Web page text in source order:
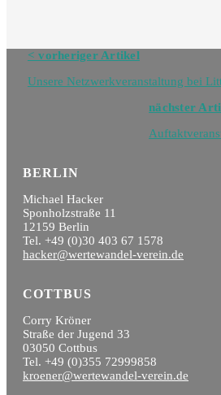
Navigation
Blog
< vorheriger Artikel
Unsere Netzwerkveranstaltung bei
nächster
BERLIN
Michael Hacker
Sponholzstraße 11
12159 Berlin
Tel. +49 (0)30 403 67 1578
hacker@wertewandel-verein.de
COTTBUS
Corry Kröner
Straße der Jugend 33
03050 Cottbus
Tel. +49 (0)355 72999858
kroener@wertewandel-verein.de